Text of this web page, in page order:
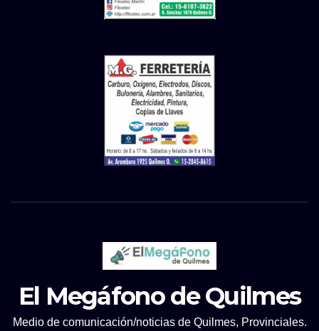
El Megáfono de Quilmes
Medio de comunicación/noticias de Quilmes, Provinciales.